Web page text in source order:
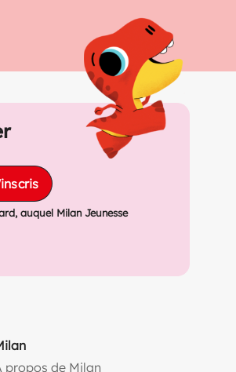
auquel Milan Jeunesse
propos de Milan